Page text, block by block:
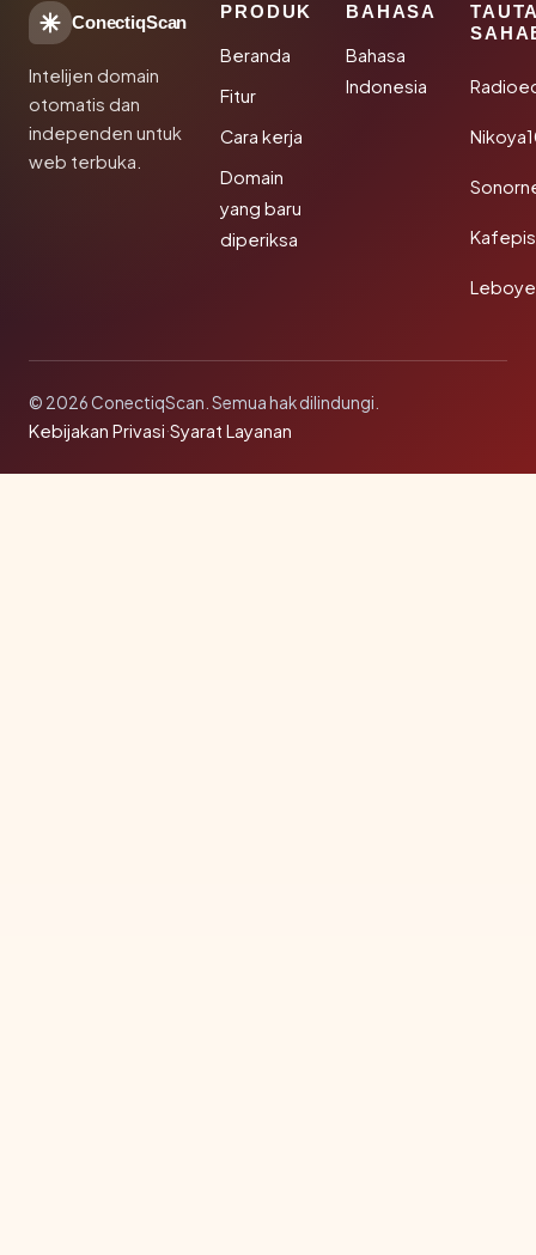
ConectiqScan
Intelijen domain
otomatis dan
independen untuk
web terbuka.
PRODUK
Beranda
Fitur
Cara kerja
Domain
yang baru
diperiksa
BAHASA
Bahasa
Indonesia
© 2026 ConectiqScan. Semua hak dilindungi.
Kebijakan Privasi·Syarat Layanan